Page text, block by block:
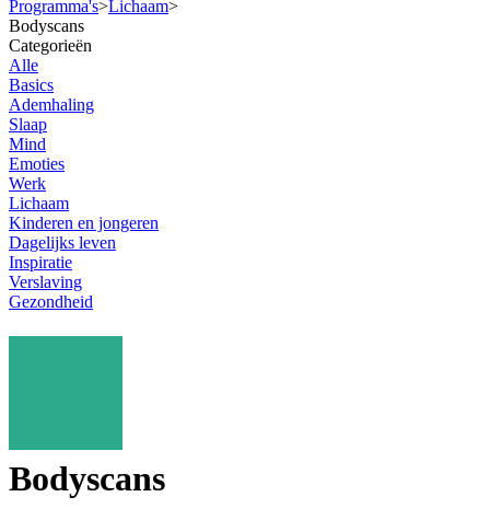
Programma's>Lichaam>
Bodyscans
Categorieën
Alle
Basics
Ademhaling
Slaap
Mind
Emoties
Werk
Lichaam
Kinderen en jongeren
Dagelijks leven
Inspiratie
Verslaving
Gezondheid
Bodyscans